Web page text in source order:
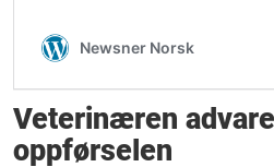
Veterinæren
oppførselen